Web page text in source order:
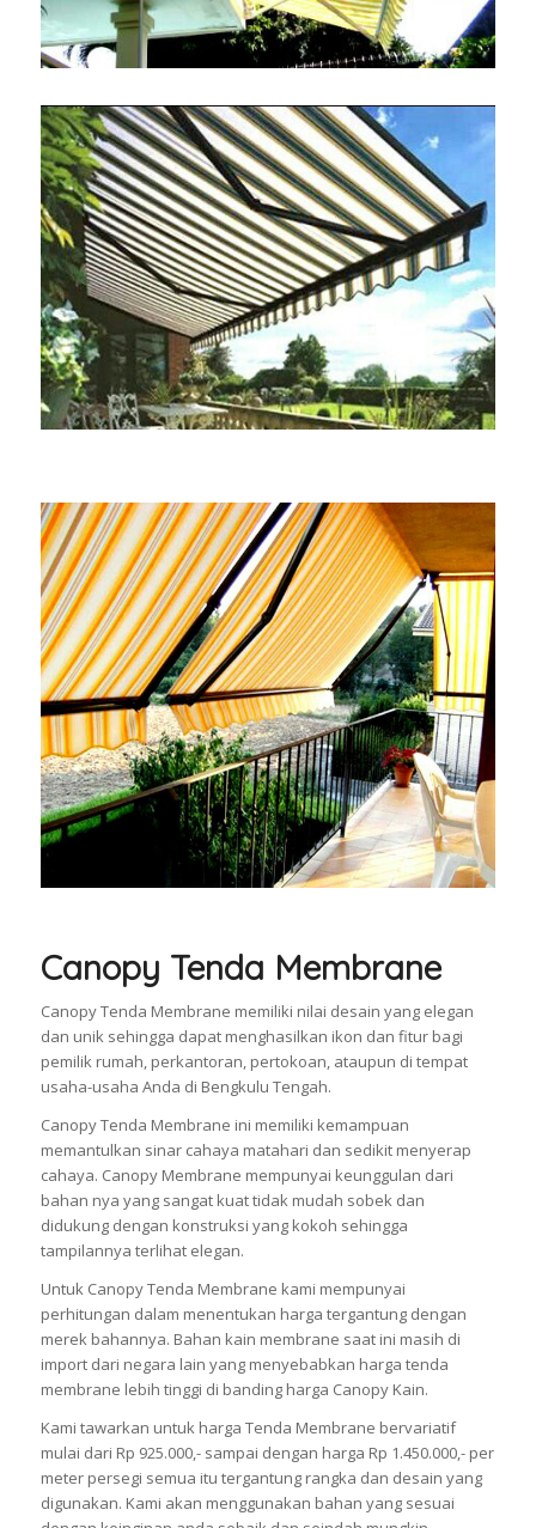
Canopy Tenda Membrane
Canopy Tenda Membrane memiliki nilai desain yang elegan
dan unik sehingga dapat menghasilkan ikon dan fitur bagi
pemilik rumah, perkantoran, pertokoan, ataupun di tempat
usaha-usaha Anda di Bengkulu Tengah.
Canopy Tenda Membrane ini memiliki kemampuan
memantulkan sinar cahaya matahari dan sedikit menyerap
cahaya. Canopy Membrane mempunyai keunggulan dari
bahan nya yang sangat kuat tidak mudah sobek dan
didukung dengan konstruksi yang kokoh sehingga
tampilannya terlihat elegan.
Untuk Canopy Tenda Membrane kami mempunyai
perhitungan dalam menentukan harga tergantung dengan
merek bahannya. Bahan kain membrane saat ini masih di
import dari negara lain yang menyebabkan harga tenda
membrane lebih tinggi di banding harga Canopy Kain.
Kami tawarkan untuk harga Tenda Membrane bervariatif
mulai dari Rp 925.000,- sampai dengan harga Rp 1.450.000,- per
meter persegi semua itu tergantung rangka dan desain yang
digunakan. Kami akan menggunakan bahan yang sesuai